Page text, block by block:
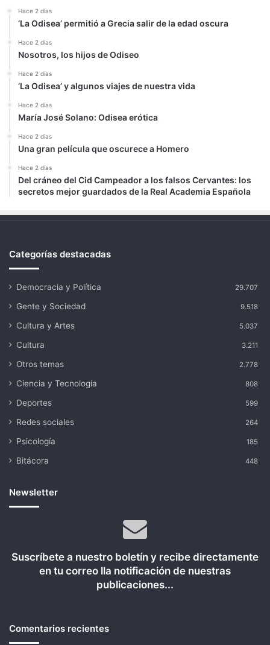
Hace 2 días
‘La Odisea’ permitió a Grecia salir de la edad oscura
Hace 2 días
Nosotros, los hijos de Odiseo
Hace 2 días
‘La Odisea’ y algunos viajes de nuestra vida
Hace 2 días
María José Solano: Odisea erótica
Hace 2 días
Una gran película que oscurece a Homero
Hace 2 días
Del cráneo del Cid Campeador a los falsos Cervantes: los
secretos mejor guardados de la Real Academia Española
Categorías destacadas
Democracia y Política 29.707
Gente y Sociedad 9.518
Cultura y Artes 5.037
Cultura 3.211
Otros temas 2.778
Ciencia y Tecnología 808
Deportes 599
Redes sociales 264
Psicología 185
Bitácora 448
Newsletter
Suscríbete a nuestro boletín y recibe directamente
en tu correo lla notificación de nuestras
publicaciones...
Comentarios recientes